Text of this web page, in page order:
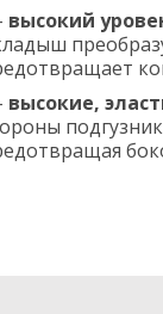
высокий
высокие,